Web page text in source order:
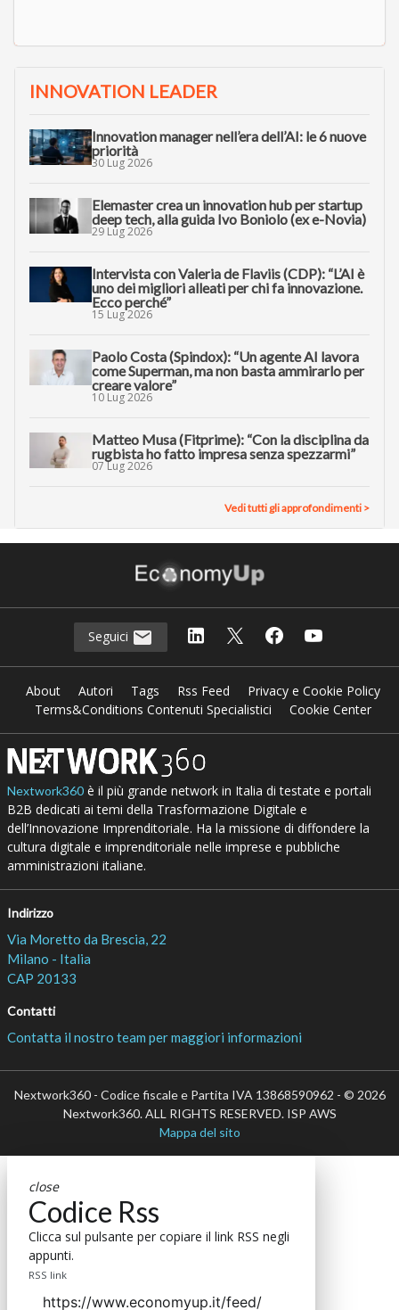
INNOVATION LEADER
Innovation manager nell’era dell’AI: le 6 nuove
priorità
30 Lug 2026
Elemaster crea un innovation hub per startup
deep tech, alla guida Ivo Boniolo (ex e-Novia)
29 Lug 2026
Intervista con Valeria de Flaviis (CDP): “L’AI è
uno dei migliori alleati per chi fa innovazione.
Ecco perché”
15 Lug 2026
Paolo Costa (Spindox): “Un agente AI lavora
come Superman, ma non basta ammirarlo per
creare valore”
10 Lug 2026
Matteo Musa (Fitprime): “Con la disciplina da
rugbista ho fatto impresa senza spezzarmi”
07 Lug 2026
Vedi tutti gli approfondimenti >
Seguici
About Autori Tags Rss Feed
Privacy e Cookie Policy
Terms&Conditions Contenuti Specialistici
Cookie Center
Nextwork360è il più grande network in Italia di testate e portali
B2B dedicati ai temi della Trasformazione Digitale e
dell’Innovazione Imprenditoriale. Ha la missione di diffondere la
cultura digitale e imprenditoriale nelle imprese e pubbliche
amministrazioni italiane.
Indirizzo
Via Moretto da Brescia, 22
Milano - Italia
CAP 20133
Contatti
Contatta il nostro team per maggiori informazioni
Nextwork360 - Codice fiscale e Partita IVA 13868590962 - © 2026
Nextwork360. ALL RIGHTS RESERVED. ISP AWS
Mappa del sito
close
Codice Rss
Clicca sul pulsante per copiare il link RSS negli
appunti.
RSS link